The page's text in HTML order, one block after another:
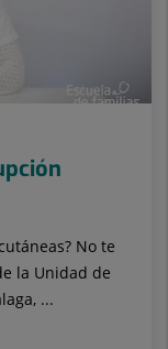
No te
la Unidad de
...